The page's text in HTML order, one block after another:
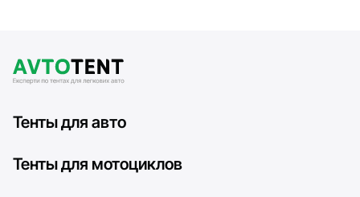
Тенты для авто
Тенты для мотоциклов